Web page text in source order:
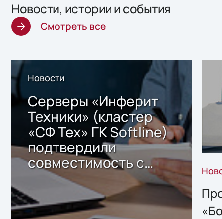
Новости, истории и события
Смотреть все
Новости
Серверы «Инферит
Техники» (кластер
«СФ Тех» ГК Softline)
подтвердили
совместимость с
решением Sharx
Storage 2.x для
хранения данных